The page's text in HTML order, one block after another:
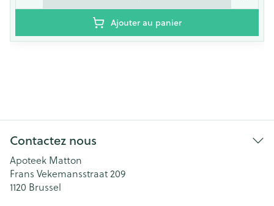
Ajouter au panier
Contactez nous
Apoteek Matton
Frans Vekemansstraat 209
1120 Brussel